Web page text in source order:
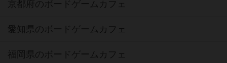
京都府のボードゲームカフェ
愛知県のボードゲームカフェ
福岡県のボードゲームカフェ